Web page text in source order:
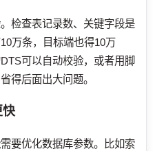
检查表记录数、关键字段是
万条，目标端也得10万
可以自动校验，或者用脚
得后面出大问题。
快
要优化数据库参数。比如索